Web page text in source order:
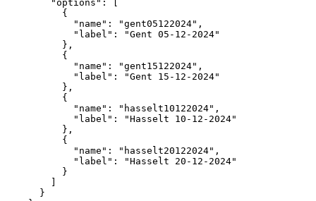
"options":
[
{
"name":
"gent05122024",
"label":
"Gent 05-12-2024"
},
{
"name":
"gent15122024",
"label":
"Gent
15-12-2024"
},
{
"name":
"hasselt10122024",
"label":
"Hasselt
10-12-2024"
},
{
"name":
"hasselt20122024",
"label":
"Hasselt
20-12-2024"
}
]
}